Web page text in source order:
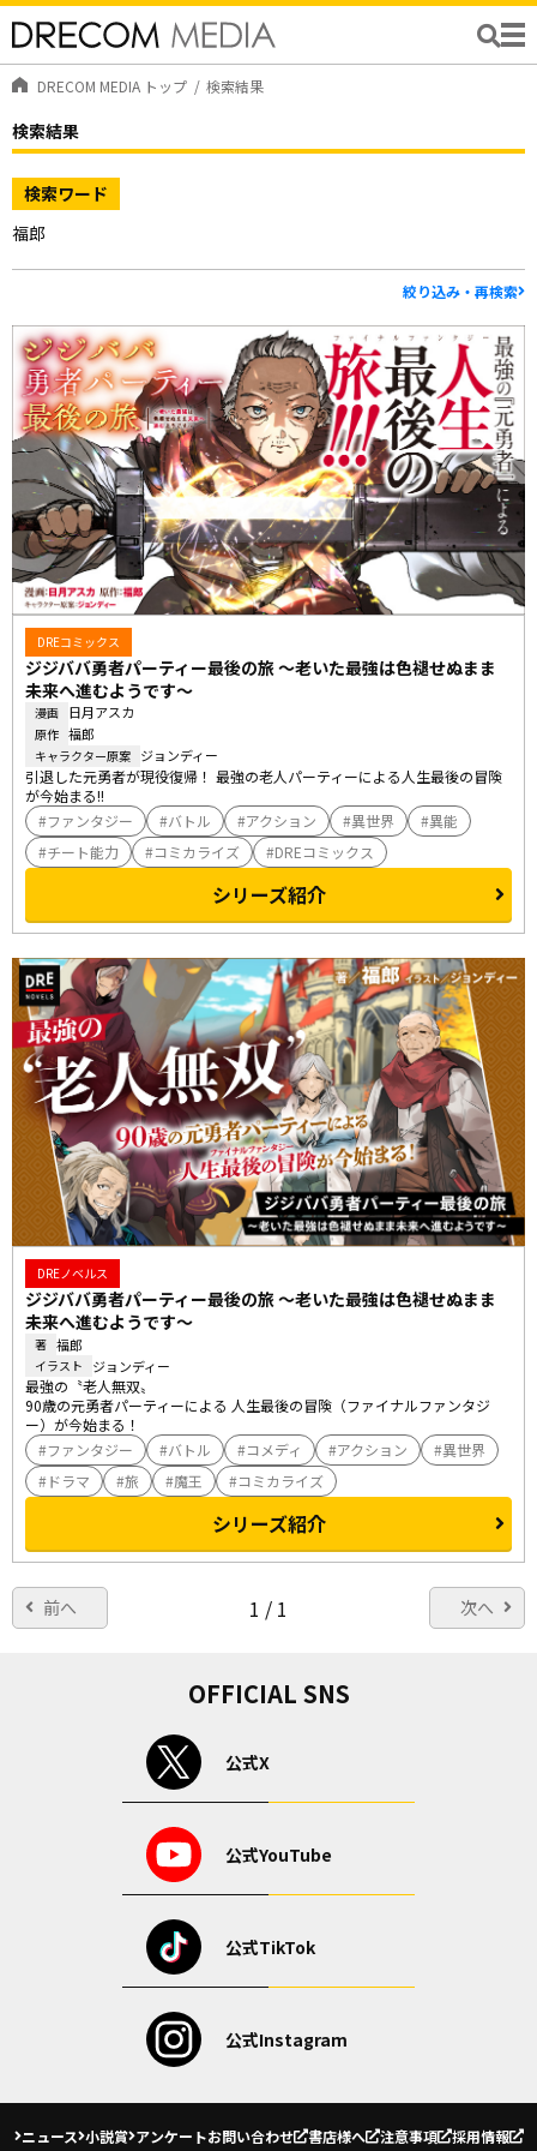
DRECOM MEDIA トップ 検索結果
検索結果
検索ワード
福郎
絞り込み・再検索
DREコミックス
ジジババ勇者パーティー最後の旅 ～老いた最強は色褪せぬまま
未来へ進むようです～
漫画 日月アスカ
原作 福郎
キャラクター原案 ジョンディー
引退した元勇者が現役復帰！ 最強の老人パーティーによる人生最後の冒険
が今始まる!!
ファンタジー
バトル アクション 異世界
異能
チート能力
コミカライズ DREコミックス
シリーズ紹介
DREノベルス
ジジババ勇者パーティー最後の旅 ～老いた最強は色褪せぬまま
未来へ進むようです～
著 福郎
イラスト ジョンディー
最強の〝老人無双〟
90歳の元勇者パーティーによる 人生最後の冒険（ファイナルファンタジ
ー）が今始まる！
ファンタジー
バトル コメディ アクション
異世界
ドラマ
旅 魔王 コミカライズ
シリーズ紹介
前へ 1 / 1 次へ
OFFICIAL SNS
公式X
公式YouTube
公式TikTok
公式Instagram
ニュース 小説賞 アンケートお問い合わせ 書店様へ 注意事項 採用情報